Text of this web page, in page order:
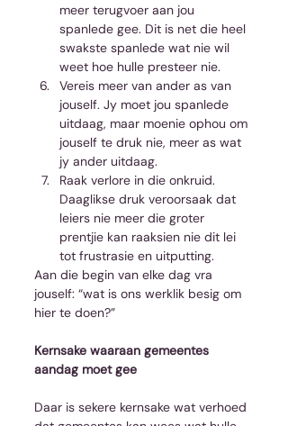
meer terugvoer aan jou
spanlede gee. Dit is net die heel
swakste spanlede wat nie wil
weet hoe hulle presteer nie.
Vereis meer van ander as van
jouself. Jy moet jou spanlede
uitdaag, maar moenie ophou om
jouself te druk nie, meer as wat
jy ander uitdaag.
Raak verlore in die onkruid.
Daaglikse druk veroorsaak dat
leiers nie meer die groter
prentjie kan raaksien nie dit lei
tot frustrasie en uitputting.
Aan die begin van elke dag vra
jouself: “wat is ons werklik besig om
hier te doen?”
Kernsake waaraan gemeentes
aandag moet gee
Daar is sekere kernsake wat verhoed